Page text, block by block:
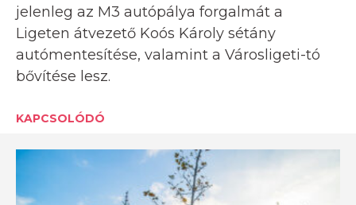
jelenleg az M3 autópálya forgalmát a
Ligeten átvezető Koós Károly sétány
autómentesítése, valamint a Városligeti-tó
bővítése lesz.
KAPCSOLÓDÓ